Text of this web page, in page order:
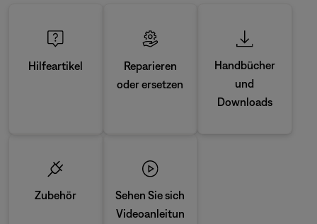
Hilfeartikel
Reparieren
oder ersetzen
Handbücher
und
Downloads
Zubehör
Sehen Sie sich
Videoanleitun